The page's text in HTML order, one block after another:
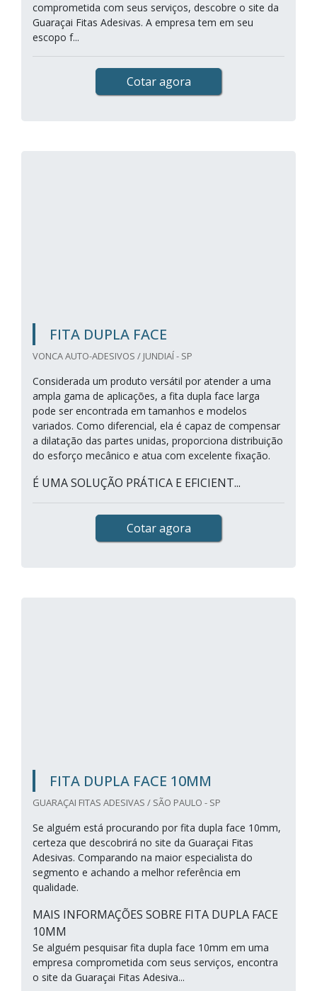
comprometida com seus serviços, descobre o site da
Guaraçai Fitas Adesivas. A empresa tem em seu
escopo f...
Cotar agora
FITA DUPLA FACE
VONCA AUTO-ADESIVOS / JUNDIAÍ - SP
Considerada um produto versátil por atender a uma
ampla gama de aplicações, a fita dupla face larga
pode ser encontrada em tamanhos e modelos
variados. Como diferencial, ela é capaz de compensar
a dilatação das partes unidas, proporciona distribuição
do esforço mecânico e atua com excelente fixação.
É UMA SOLUÇÃO PRÁTICA E EFICIENT...
Cotar agora
FITA DUPLA FACE 10MM
GUARAÇAI FITAS ADESIVAS / SÃO PAULO - SP
Se alguém está procurando por fita dupla face 10mm,
certeza que descobrirá no site da Guaraçai Fitas
Adesivas. Comparando na maior especialista do
segmento e achando a melhor referência em
qualidade.
MAIS INFORMAÇÕES SOBRE FITA DUPLA FACE
10MM
Se alguém pesquisar fita dupla face 10mm em uma
empresa comprometida com seus serviços, encontra
o site da Guaraçai Fitas Adesiva...